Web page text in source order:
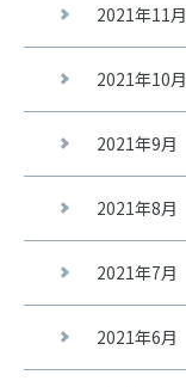
2021年11月
2021年10月
2021年9月
2021年8月
2021年7月
2021年6月